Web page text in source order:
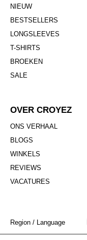
NIEUW
BESTSELLERS
LONGSLEEVES
T-SHIRTS
BROEKEN
SALE
OVER CROYEZ
ONS VERHAAL
BLOGS
WINKELS
REVIEWS
VACATURES
Region / Language